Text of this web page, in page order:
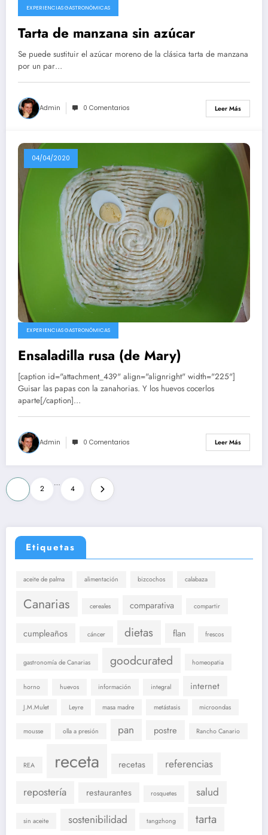
EXPERIENCIAS GASTRONÓMICAS
Tarta de manzana sin azúcar
Se puede sustituir el azúcar moreno de la clásica tarta de manzana
por un par…
Admin 0 Comentarios Leer Más
04/04/2020
EXPERIENCIAS GASTRONÓMICAS
Ensaladilla rusa (de Mary)
[caption id="attachment_439" align="alignright" width="225"]
Guisar las papas con la zanahorias. Y los huevos cocerlos
aparte[/caption]…
Admin 0 Comentarios Leer Más
Paginación
de
entradas
2
…
4
Etiquetas
aceite de palma alimentación bizcochos calabaza
Canarias cereales comparativa compartir
cumpleaños cáncer dietas flan frescos
gastronomía de Canarias goodcurated homeopatia
horno huevos información integral internet
J.M.Mulet Leyre masa madre metástasis microondas
mousse olla a presión pan postre Rancho Canario
REA receta recetas
referencias
repostería
restaurantes rosquetes salud
sin aceite sostenibilidad tangzhong tarta